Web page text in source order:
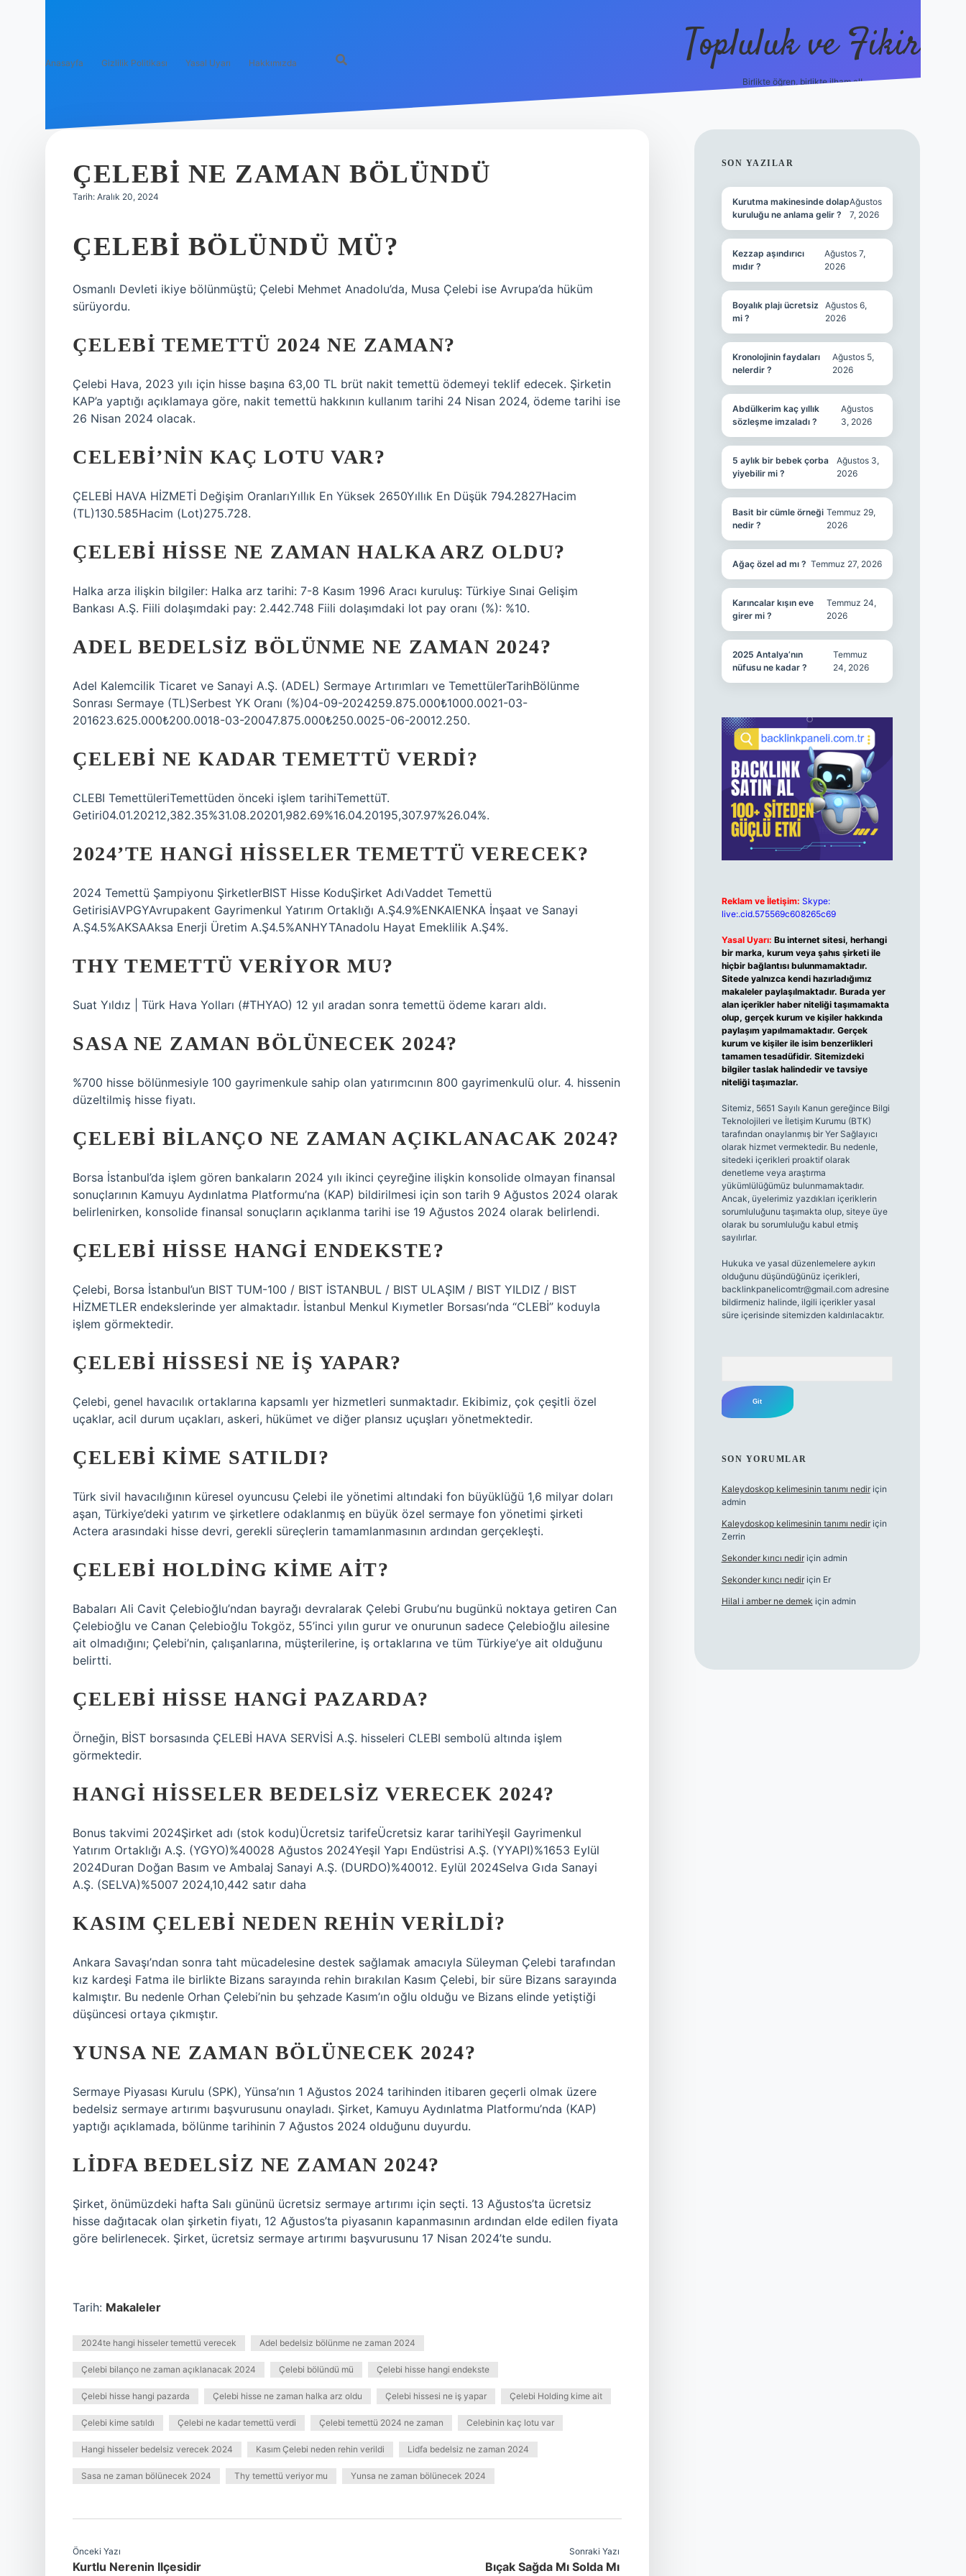
Anasayfa Gizlilik Politikası Yasal Uyarı Hakkımızda Topluluk ve Fikir
Birlikte öğren, birlikte ilham al!
ÇELEBI NE ZAMAN BÖLÜNDÜ
Tarih: Aralık 20, 2024
ÇELEBI BÖLÜNDÜ MÜ?
Osmanlı Devleti ikiye bölünmüştü; Çelebi Mehmet Anadolu’da, Musa Çelebi ise Avrupa’da hüküm
sürüyordu.
ÇELEBI TEMETTÜ 2024 NE ZAMAN?
Çelebi Hava, 2023 yılı için hisse başına 63,00 TL brüt nakit temettü ödemeyi teklif edecek. Şirketin
KAP’a yaptığı açıklamaya göre, nakit temettü hakkının kullanım tarihi 24 Nisan 2024, ödeme tarihi ise
26 Nisan 2024 olacak.
CELEBI’NIN KAÇ LOTU VAR?
ÇELEBİ HAVA HİZMETİ Değişim OranlarıYıllık En Yüksek 2650Yıllık En Düşük 794.2827Hacim
(TL)130.585Hacim (Lot)275.728.
ÇELEBI HISSE NE ZAMAN HALKA ARZ OLDU?
Halka arza ilişkin bilgiler: Halka arz tarihi: 7-8 Kasım 1996 Aracı kuruluş: Türkiye Sınai Gelişim
Bankası A.Ş. Fiili dolaşımdaki pay: 2.442.748 Fiili dolaşımdaki lot pay oranı (%): %10.
ADEL BEDELSIZ BÖLÜNME NE ZAMAN 2024?
Adel Kalemcilik Ticaret ve Sanayi A.Ş. (ADEL) Sermaye Artırımları ve TemettülerTarihBölünme
Sonrası Sermaye (TL)Serbest YK Oranı (%)04-09-2024259.875.000₺1000.0021-03-
201623.625.000₺200.0018-03-20047.875.000₺250.0025-06-20012.250.
ÇELEBI NE KADAR TEMETTÜ VERDI?
CLEBI TemettüleriTemettüden önceki işlem tarihiTemettüT.
Getiri04.01.20212,382.35%31.08.20201,982.69%16.04.20195,307.97%26.04%.
2024’TE HANGI HISSELER TEMETTÜ VERECEK?
2024 Temettü Şampiyonu ŞirketlerBIST Hisse KoduŞirket AdıVaddet Temettü
GetirisiAVPGYAvrupakent Gayrimenkul Yatırım Ortaklığı A.Ş4.9%ENKAIENKA İnşaat ve Sanayi
A.Ş4.5%AKSAAksa Enerji Üretim A.Ş4.5%ANHYTAnadolu Hayat Emeklilik A.Ş4%.
THY TEMETTÜ VERIYOR MU?
Suat Yıldız | Türk Hava Yolları (#THYAO) 12 yıl aradan sonra temettü ödeme kararı aldı.
SASA NE ZAMAN BÖLÜNECEK 2024?
%700 hisse bölünmesiyle 100 gayrimenkule sahip olan yatırımcının 800 gayrimenkulü olur. 4. hissenin
düzeltilmiş hisse fiyatı.
ÇELEBI BILANÇO NE ZAMAN AÇIKLANACAK 2024?
Borsa İstanbul’da işlem gören bankaların 2024 yılı ikinci çeyreğine ilişkin konsolide olmayan finansal
sonuçlarının Kamuyu Aydınlatma Platformu’na (KAP) bildirilmesi için son tarih 9 Ağustos 2024 olarak
belirlenirken, konsolide finansal sonuçların açıklanma tarihi ise 19 Ağustos 2024 olarak belirlendi.
ÇELEBI HISSE HANGI ENDEKSTE?
Çelebi, Borsa İstanbul’un BIST TUM-100 / BIST İSTANBUL / BIST ULAŞIM / BIST YILDIZ / BIST
HİZMETLER endekslerinde yer almaktadır. İstanbul Menkul Kıymetler Borsası’nda “CLEBİ” koduyla
işlem görmektedir.
ÇELEBI HISSESI NE IŞ YAPAR?
Çelebi, genel havacılık ortaklarına kapsamlı yer hizmetleri sunmaktadır. Ekibimiz, çok çeşitli özel
uçaklar, acil durum uçakları, askeri, hükümet ve diğer plansız uçuşları yönetmektedir.
ÇELEBI KIME SATILDI?
Türk sivil havacılığının küresel oyuncusu Çelebi ile yönetimi altındaki fon büyüklüğü 1,6 milyar doları
aşan, Türkiye’deki yatırım ve şirketlere odaklanmış en büyük özel sermaye fon yönetimi şirketi
Actera arasındaki hisse devri, gerekli süreçlerin tamamlanmasının ardından gerçekleşti.
ÇELEBI HOLDING KIME AIT?
Babaları Ali Cavit Çelebioğlu’ndan bayrağı devralarak Çelebi Grubu’nu bugünkü noktaya getiren Can
Çelebioğlu ve Canan Çelebioğlu Tokgöz, 55’inci yılın gurur ve onurunun sadece Çelebioğlu ailesine
ait olmadığını; Çelebi’nin, çalışanlarına, müşterilerine, iş ortaklarına ve tüm Türkiye’ye ait olduğunu
belirtti.
ÇELEBI HISSE HANGI PAZARDA?
Örneğin, BİST borsasında ÇELEBİ HAVA SERVİSİ A.Ş. hisseleri CLEBI sembolü altında işlem
görmektedir.
HANGI HISSELER BEDELSIZ VERECEK 2024?
Bonus takvimi 2024Şirket adı (stok kodu)Ücretsiz tarifeÜcretsiz karar tarihiYeşil Gayrimenkul
Yatırım Ortaklığı A.Ş. (YGYO)%40028 Ağustos 2024Yeşil Yapı Endüstrisi A.Ş. (YYAPI)%1653 Eylül
2024Duran Doğan Basım ve Ambalaj Sanayi A.Ş. (DURDO)%40012. Eylül 2024Selva Gıda Sanayi
A.Ş. (SELVA)%5007 2024,10,442 satır daha
KASIM ÇELEBI NEDEN REHIN VERILDI?
Ankara Savaşı’ndan sonra taht mücadelesine destek sağlamak amacıyla Süleyman Çelebi tarafından
kız kardeşi Fatma ile birlikte Bizans sarayında rehin bırakılan Kasım Çelebi, bir süre Bizans sarayında
kalmıştır. Bu nedenle Orhan Çelebi’nin bu şehzade Kasım’ın oğlu olduğu ve Bizans elinde yetiştiği
düşüncesi ortaya çıkmıştır.
YUNSA NE ZAMAN BÖLÜNECEK 2024?
Sermaye Piyasası Kurulu (SPK), Yünsa’nın 1 Ağustos 2024 tarihinden itibaren geçerli olmak üzere
bedelsiz sermaye artırımı başvurusunu onayladı. Şirket, Kamuyu Aydınlatma Platformu’nda (KAP)
yaptığı açıklamada, bölünme tarihinin 7 Ağustos 2024 olduğunu duyurdu.
LIDFA BEDELSIZ NE ZAMAN 2024?
Şirket, önümüzdeki hafta Salı gününü ücretsiz sermaye artırımı için seçti. 13 Ağustos’ta ücretsiz
hisse dağıtacak olan şirketin fiyatı, 12 Ağustos’ta piyasanın kapanmasının ardından elde edilen fiyata
göre belirlenecek. Şirket, ücretsiz sermaye artırımı başvurusunu 17 Nisan 2024’te sundu.
Tarih: Makaleler
2024te hangi hisseler temettü verecek Adel bedelsiz bölünme ne zaman 2024
Çelebi bilanço ne zaman açıklanacak 2024 Çelebi bölündü mü Çelebi hisse hangi endekste
Çelebi hisse hangi pazarda Çelebi hisse ne zaman halka arz oldu Çelebi hissesi ne iş yapar Çelebi Holding kime ait
Çelebi kime satıldı Çelebi ne kadar temettü verdi Çelebi temettü 2024 ne zaman Celebinin kaç lotu var
Hangi hisseler bedelsiz verecek 2024 Kasım Çelebi neden rehin verildi Lidfa bedelsiz ne zaman 2024
Sasa ne zaman bölünecek 2024 Thy temettü veriyor mu Yunsa ne zaman bölünecek 2024
Önceki Yazı
Kurtlu Nerenin Ilçesidir
Sonraki Yazı
Bıçak Sağda Mı Solda Mı
SIDEBAR
SON YAZILAR
Kurutma makinesinde dolap
kuruluğu ne anlama gelir ?
Ağustos
7, 2026
Kezzap aşındırıcı
mıdır ?
Ağustos 7,
2026
Boyalık plajı ücretsiz
mi ?
Ağustos 6,
2026
Kronolojinin faydaları
nelerdir ?
Ağustos 5,
2026
Abdülkerim kaç yıllık
sözleşme imzaladı ?
Ağustos
3, 2026
5 aylık bir bebek çorba
yiyebilir mi ?
Ağustos 3,
2026
Basit bir cümle örneği
nedir ?
Temmuz 29,
2026
Ağaç özel ad mı ? Temmuz 27, 2026
Karıncalar kışın eve
girer mi ?
Temmuz 24,
2026
2025 Antalya’nın
nüfusu ne kadar ?
Temmuz
24, 2026
Reklam ve İletişim: Skype:
live:.cid.575569c608265c69
Yasal Uyarı: Bu internet sitesi, herhangi
bir marka, kurum veya şahıs şirketi ile
hiçbir bağlantısı bulunmamaktadır.
Sitede yalnızca kendi hazırladığımız
makaleler paylaşılmaktadır. Burada yer
alan içerikler haber niteliği taşımamakta
olup, gerçek kurum ve kişiler hakkında
paylaşım yapılmamaktadır. Gerçek
kurum ve kişiler ile isim benzerlikleri
tamamen tesadüfidir. Sitemizdeki
bilgiler taslak halindedir ve tavsiye
niteliği taşımazlar.
Sitemiz, 5651 Sayılı Kanun gereğince Bilgi
Teknolojileri ve İletişim Kurumu (BTK)
tarafından onaylanmış bir Yer Sağlayıcı
olarak hizmet vermektedir. Bu nedenle,
sitedeki içerikleri proaktif olarak
denetleme veya araştırma
yükümlülüğümüz bulunmamaktadır.
Ancak, üyelerimiz yazdıkları içeriklerin
sorumluluğunu taşımakta olup, siteye üye
olarak bu sorumluluğu kabul etmiş
sayılırlar.
Hukuka ve yasal düzenlemelere aykırı
olduğunu düşündüğünüz içerikleri,
backlinkpanelicomtr@gmail.comadresine
bildirmeniz halinde, ilgili içerikler yasal
süre içerisinde sitemizden kaldırılacaktır.
SON YORUMLAR
Kaleydoskop kelimesinin tanımı nediriçin
admin
Kaleydoskop kelimesinin tanımı nediriçin
Zerrin
Sekonder kırıcı nediriçin admin
Sekonder kırıcı nediriçin Er
Hilal i amber ne demek için admin